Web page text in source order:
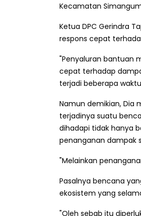
Kecamatan
Ketua DPC Gerindra
respons cepat
"Penyaluran bantuan
cepat terhadap
terjadi beberapa
Namun demikian, Dia
terjadinya suatu
dihadapi tidak hanya
penanganan dampak
"Melainkan
Pasalnya bencana
ekosistem yang
"Oleh sebab itu